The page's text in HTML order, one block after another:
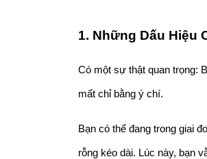
1. Những Dấu Hiệu
Có một sự thật quan trọng:
mất chỉ bằng ý chí.
Bạn có thể đang trong giai
rỗng kéo dài. Lúc này, bạn